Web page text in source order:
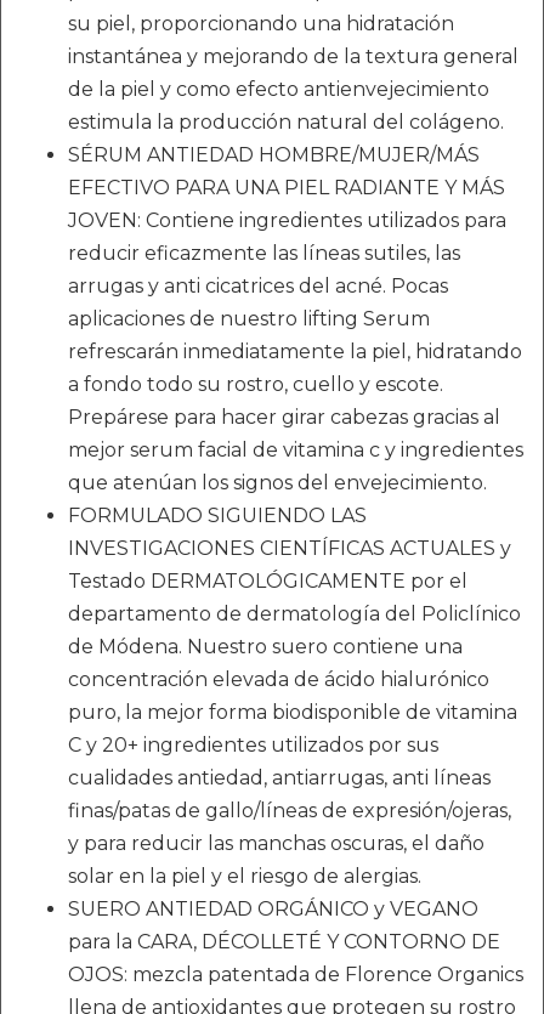
su piel, proporcionando una hidratación
instantánea y mejorando de la textura general
de la piel y como efecto antienvejecimiento
estimula la producción natural del colágeno.
SÉRUM ANTIEDAD HOMBRE/MUJER/MÁS
EFECTIVO PARA UNA PIEL RADIANTE Y MÁS
JOVEN: Contiene ingredientes utilizados para
reducir eficazmente las líneas sutiles, las
arrugas y anti cicatrices del acné. Pocas
aplicaciones de nuestro lifting Serum
refrescarán inmediatamente la piel, hidratando
a fondo todo su rostro, cuello y escote.
Prepárese para hacer girar cabezas gracias al
mejor serum facial de vitamina c y ingredientes
que atenúan los signos del envejecimiento.
FORMULADO SIGUIENDO LAS
INVESTIGACIONES CIENTÍFICAS ACTUALES y
Testado DERMATOLÓGICAMENTE por el
departamento de dermatología del Policlínico
de Módena. Nuestro suero contiene una
concentración elevada de ácido hialurónico
puro, la mejor forma biodisponible de vitamina
C y 20+ ingredientes utilizados por sus
cualidades antiedad, antiarrugas, anti líneas
finas/patas de gallo/líneas de expresión/ojeras,
y para reducir las manchas oscuras, el daño
solar en la piel y el riesgo de alergias.
SUERO ANTIEDAD ORGÁNICO y VEGANO
para la CARA, DÉCOLLETÉ Y CONTORNO DE
OJOS: mezcla patentada de Florence Organics
llena de antioxidantes que protegen su rostro